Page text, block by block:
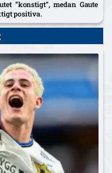
”konstigt”, medan Gaute
positiva.